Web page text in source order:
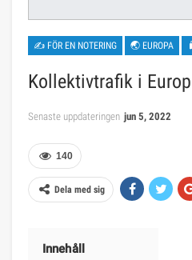
✍ FÖR EN NOTERING 🌏 EUROPA
Kollektivtrafik i
Senaste uppdateringen jun 5, 2022
140
Dela med sig
Innehåll